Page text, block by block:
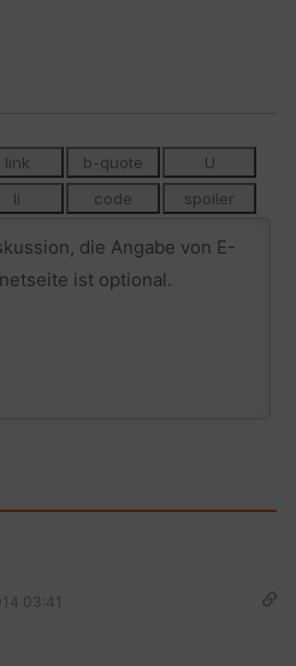
03:41